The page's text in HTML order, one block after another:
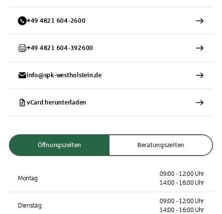
+49 4821 604-2600
+49 4821 604-392600
info@spk-westholstein.de
vCard herunterladen
Öffnungszeiten Beratungszeiten
Montag
09:00 - 12:00 Uhr
14:00 - 16:00 Uhr
Dienstag
09:00 - 12:00 Uhr
14:00 - 16:00 Uhr